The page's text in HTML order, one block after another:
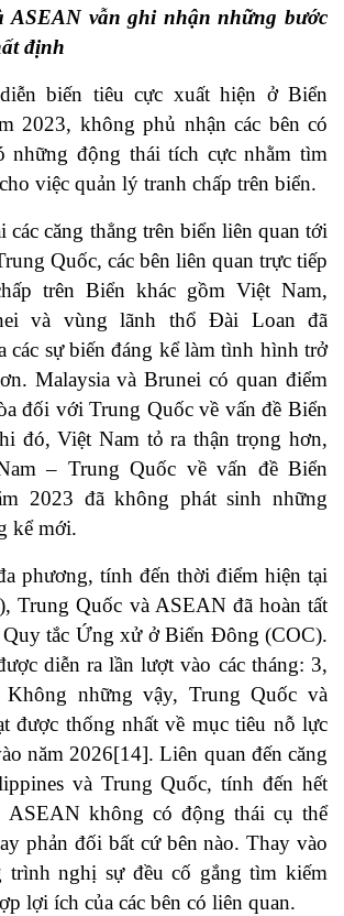
ASEAN vẫn ghi nhận những bước
định
biến tiêu cực xuất hiện ở Biển
2023, không phủ nhận các bên có
những động thái tích cực nhằm tìm
việc quản lý tranh chấp trên biển.
các căng thẳng trên biển liên quan tới
Quốc, các bên liên quan trực tiếp
trên Biển khác gồm Việt Nam,
và vùng lãnh thổ Đài Loan đã
các sự biến đáng kể làm tình hình trở
Malaysia và Brunei có quan điểm
đối với Trung Quốc về vấn đề Biển
đó, Việt Nam tỏ ra thận trọng hơn,
– Trung Quốc về vấn đề Biển
2023 đã không phát sinh những
kể mới.
phương, tính đến thời điểm hiện tại
Trung Quốc và ASEAN đã hoàn tất
tắc Ứng xử ở Biển Đông (COC).
diễn ra lần lượt vào các tháng: 3,
những vậy, Trung Quốc và
được thống nhất về mục tiêu nỗ lực
năm 2026[14]. Liên quan đến căng
và Trung Quốc, tính đến hết
ASEAN không có động thái cụ thể
phản đối bất cứ bên nào. Thay vào
trình nghị sự đều cố gắng tìm kiếm
lợi ích của các bên có liên quan.